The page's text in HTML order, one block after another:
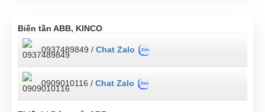
Biến tần ABB, KINCO
0937489849 / Chat Zalo
0909010116 / Chat Zalo